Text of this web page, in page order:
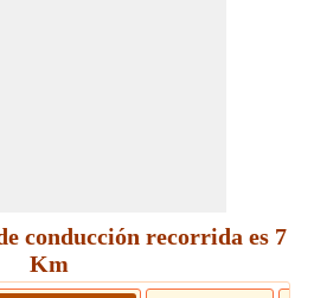
conducción recorrida es 7
Km